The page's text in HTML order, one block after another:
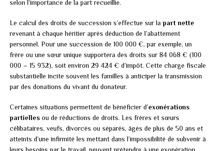
selon l’importance de la part recueillie.
Le calcul des droits de succession s’effectue sur la part nette
revenant à chaque héritier après déduction de l’abattement
personnel. Pour une succession de 100 000 €, par exemple, un
frère ou une sœur unique supportera des droits sur 84 068 € (100
000 – 15 932), soit environ 29 424 € d’impôt. Cette charge fiscale
substantielle incite souvent les familles à anticiper la transmission
par des donations du vivant du donateur.
Certaines situations permettent de bénéficier d’exonérations
partielles ou de réductions de droits. Les frères et sœurs
célibataires, veufs, divorcés ou séparés, âgés de plus de 50 ans et
atteints d’une infirmité les mettant dans l’impossibilité de subvenir à